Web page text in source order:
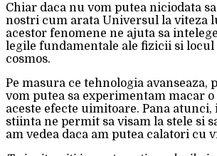
Chiar daca nu vom putea niciodata
nostri cum arata Universul la viteza
acestor fenomene ne ajuta sa
legile fundamentale ale fizicii si
cosmos.
Pe masura ce tehnologia avanseaza,
vom putea sa experimentam macar
aceste efecte uimitoare. Pana
stiinta ne permit sa visam la stele si
am vedea daca am putea calatori cu